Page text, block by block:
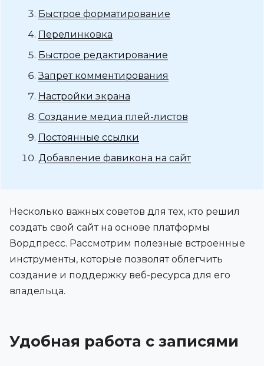
Быстрое форматирование
Перелинковка
Быстрое редактирование
Запрет комментирования
Настройки экрана
Создание медиа плей-листов
Постоянные ссылки
Добавление фавикона на сайт
Несколько важных советов для тех, кто решил
создать свой сайт на основе платформы
Вордпресс. Рассмотрим полезные встроенные
инструменты, которые позволят облегчить
создание и поддержку веб-ресурса для его
владельца.
Удобная работа с записями